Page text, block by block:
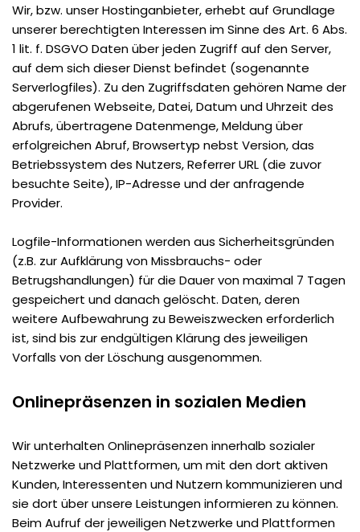
Wir, bzw. unser Hostinganbieter, erhebt auf Grundlage
unserer berechtigten Interessen im Sinne des Art. 6 Abs.
1 lit. f. DSGVO Daten über jeden Zugriff auf den Server,
auf dem sich dieser Dienst befindet (sogenannte
Serverlogfiles). Zu den Zugriffsdaten gehören Name der
abgerufenen Webseite, Datei, Datum und Uhrzeit des
Abrufs, übertragene Datenmenge, Meldung über
erfolgreichen Abruf, Browsertyp nebst Version, das
Betriebssystem des Nutzers, Referrer URL (die zuvor
besuchte Seite), IP-Adresse und der anfragende
Provider.
Logfile-Informationen werden aus Sicherheitsgründen
(z.B. zur Aufklärung von Missbrauchs- oder
Betrugshandlungen) für die Dauer von maximal 7 Tagen
gespeichert und danach gelöscht. Daten, deren
weitere Aufbewahrung zu Beweiszwecken erforderlich
ist, sind bis zur endgültigen Klärung des jeweiligen
Vorfalls von der Löschung ausgenommen.
Onlinepräsenzen in sozialen Medien
Wir unterhalten Onlinepräsenzen innerhalb sozialer
Netzwerke und Plattformen, um mit den dort aktiven
Kunden, Interessenten und Nutzern kommunizieren und
sie dort über unsere Leistungen informieren zu können.
Beim Aufruf der jeweiligen Netzwerke und Plattformen